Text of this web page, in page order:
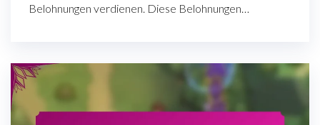
Belohnungen verdienen. Diese Belohnungen…